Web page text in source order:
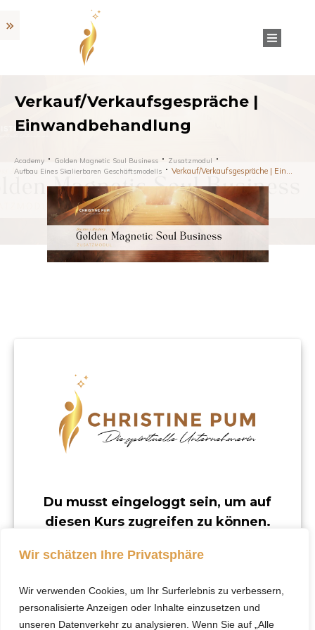
Wir schätzen Ihre Privatsphäre
Wir verwenden Cookies, um Ihr Surferlebnis zu verbessern,
personalisierte Anzeigen oder Inhalte einzusetzen und
unseren Datenverkehr zu analysieren. Wenn Sie auf „Alle
Verkauf/Verkaufsgespräche |
Einwandbehandlung
Academy Golden Magnetic Soul Business
Zusatzmodul
Aufbau Eines Skalierbaren Geschäftsmodells
Verkauf/Verkaufsgespräche | Einwandbehandlung
Du musst eingeloggt sein, um auf
diesen Kurs zugreifen zu können.
verfügbar.
Klicke hier, um dich
einzuloggen.